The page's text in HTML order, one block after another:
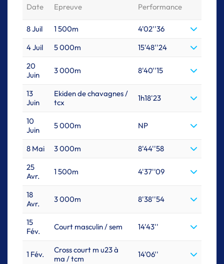
Date Epreuve Performance
8 Juil 1 500m
4'02''36
4 Juil
5 000m
15'48''24
20
Juin
3 000m 8'40''15
13
Juin
Ekiden de chavagnes /
tcx
1h18'23
10
Juin
5 000m NP
8 Mai 3 000m
8'44''58
25
Avr.
1 500m 4'37''09
18
Avr.
3 000m 8'38''54
15
Fév.
Court masculin / sem 14'43''
1 Fév.
Cross court m u23 à
ma / tcm
14'06''